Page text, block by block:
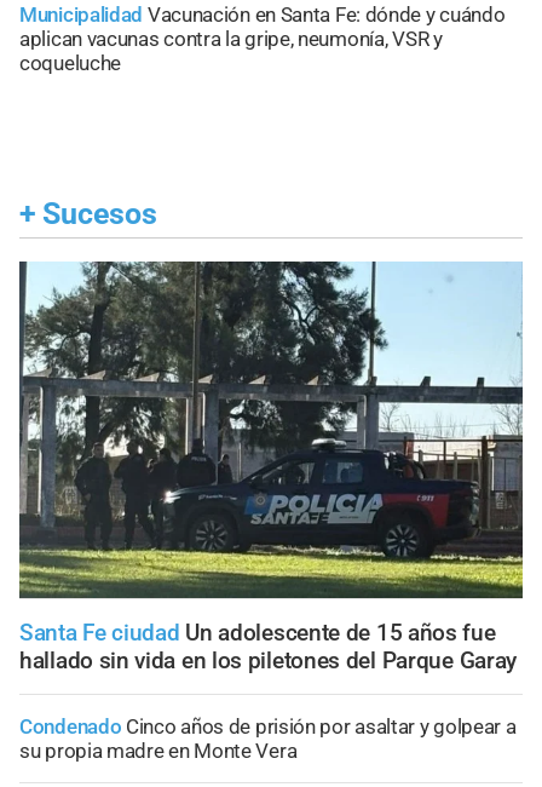
Municipalidad Vacunación en Santa Fe: dónde y cuándo
aplican vacunas contra la gripe, neumonía, VSR y
coqueluche
+ Sucesos
Santa Fe ciudad Un adolescente de 15 años fue
hallado sin vida en los piletones del Parque Garay
Condenado Cinco años de prisión por asaltar y golpear a
su propia madre en Monte Vera